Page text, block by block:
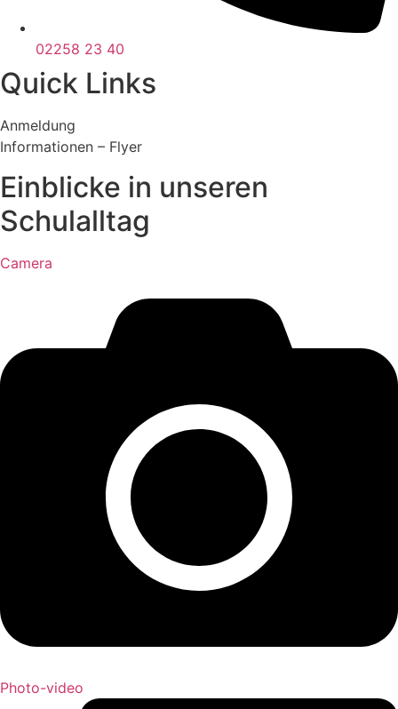
02258 23 40
Quick Links
Anmeldung
Informationen – Flyer
Einblicke in unseren
Schulalltag
Camera
Photo-video